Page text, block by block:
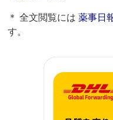
＊ 全文閲覧には薬事日
す。